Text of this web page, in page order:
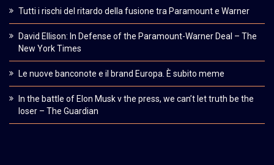
Tutti i rischi del ritardo della fusione tra Paramount e Warner
David Ellison: In Defense of the Paramount-Warner Deal – The
New York Times
Le nuove banconote e il brand Europa. È subito meme
In the battle of Elon Musk v the press, we can’t let truth be the
loser – The Guardian